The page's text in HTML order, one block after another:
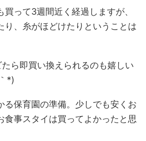
買って3週間近く経過しますが、
り、糸がほどけたりということは
ら即買い換えられるのも嬉しい
*)
る保育園の準備。少しでも安くお
食事スタイは買ってよかったと思